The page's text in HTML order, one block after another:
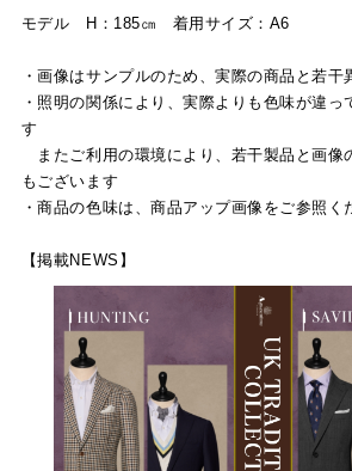
モデル H：185㎝ 着用サイズ：A6
・画像はサンプルのため、実際の商品と若干
・照明の関係により、実際よりも色味が違っ
す
またご利用の環境により、若干製品と画像
もございます
・商品の色味は、商品アップ画像をご参照く
【掲載NEWS】